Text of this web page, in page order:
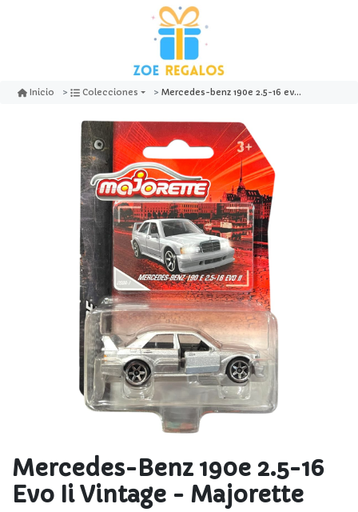
Inicio Colecciones Mercedes-benz 190e 2.5-16 evo ii vintage - majorette
Mercedes-Benz 190e 2.5-16
Evo Ii Vintage - Majorette